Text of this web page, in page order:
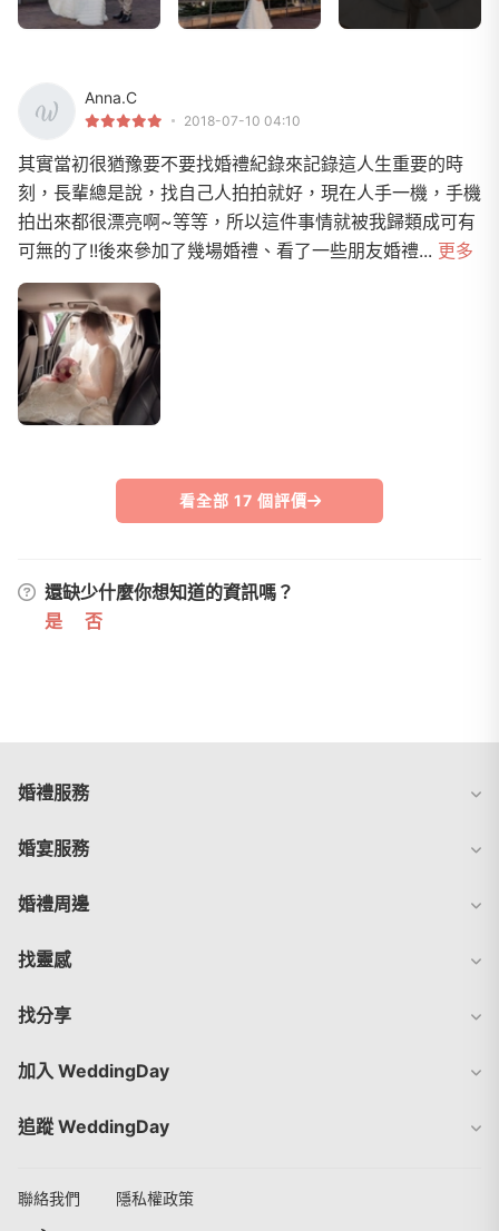
Anna.C
2018-07-10 04:10
其實當初很猶豫要不要找婚禮紀錄來記錄這人生重要的時
刻，長輩總是說，找自己人拍拍就好，現在人手一機，手機
拍出來都很漂亮啊~等等，所以這件事情就被我歸類成可有
可無的了!!後來參加了幾場婚禮、看了一些朋友婚禮... 更多
看全部 17 個評價
還缺少什麼你想知道的資訊嗎？
是
否
婚禮服務
婚宴服務
婚禮周邊
找靈感
找分享
加入 WeddingDay
追蹤 WeddingDay
聯絡我們 隱私權政策